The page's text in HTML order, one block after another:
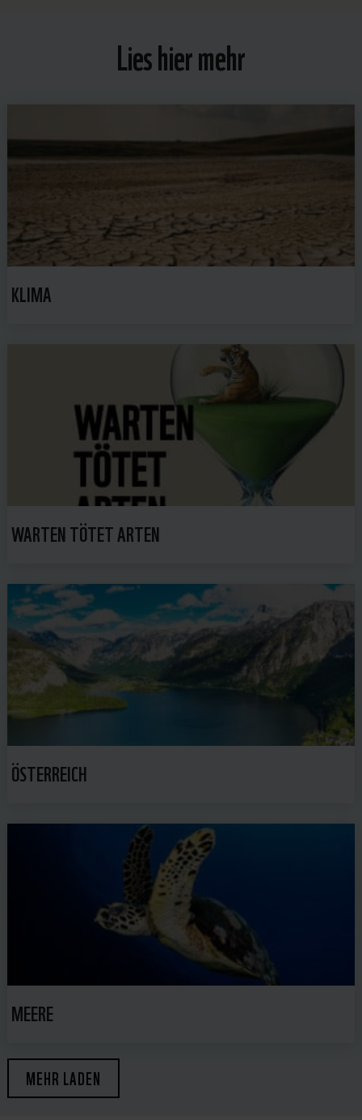
Lies hier mehr
KLIMA
WARTEN TÖTET ARTEN
ÖSTERREICH
MEERE
MEHR LADEN